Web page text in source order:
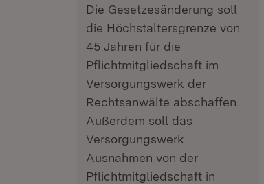
Die Gesetzesänderung soll
die Höchstaltersgrenze von
45 Jahren für die
Pflichtmitgliedschaft im
Versorgungswerk der
Rechtsanwälte abschaffen.
Außerdem soll das
Versorgungswerk
Ausnahmen von der
Pflichtmitgliedschaft in